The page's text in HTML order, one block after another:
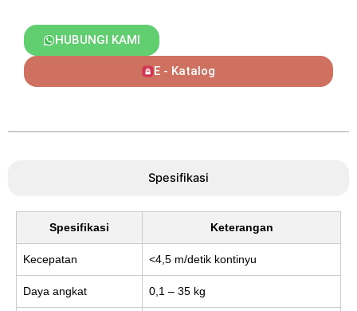
HUBUNGI KAMI
E - Katalog
Spesifikasi
Spesifikasi Keterangan
Kecepatan <4,5 m/detik kontinyu
Daya angkat 0,1 – 35 kg